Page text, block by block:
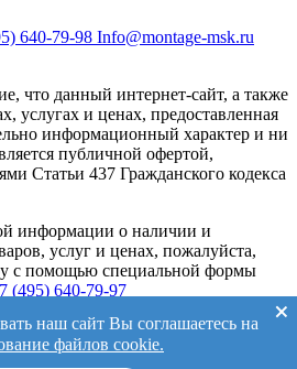
640-79-98 Info@montage-msk.ru
что данный интернет-сайт, а также
услугах и ценах, предоставленная
информационный характер и ни
публичной офертой,
Статьи 437 Гражданского кодекса
информации о наличии и
услуг и ценах, пожалуйста,
с помощью специальной формы
(495) 640-79-97
данныхСогласие на
данныхПолитика cookie
наш сайт Вы соглашаетесь на
файлов cookie.